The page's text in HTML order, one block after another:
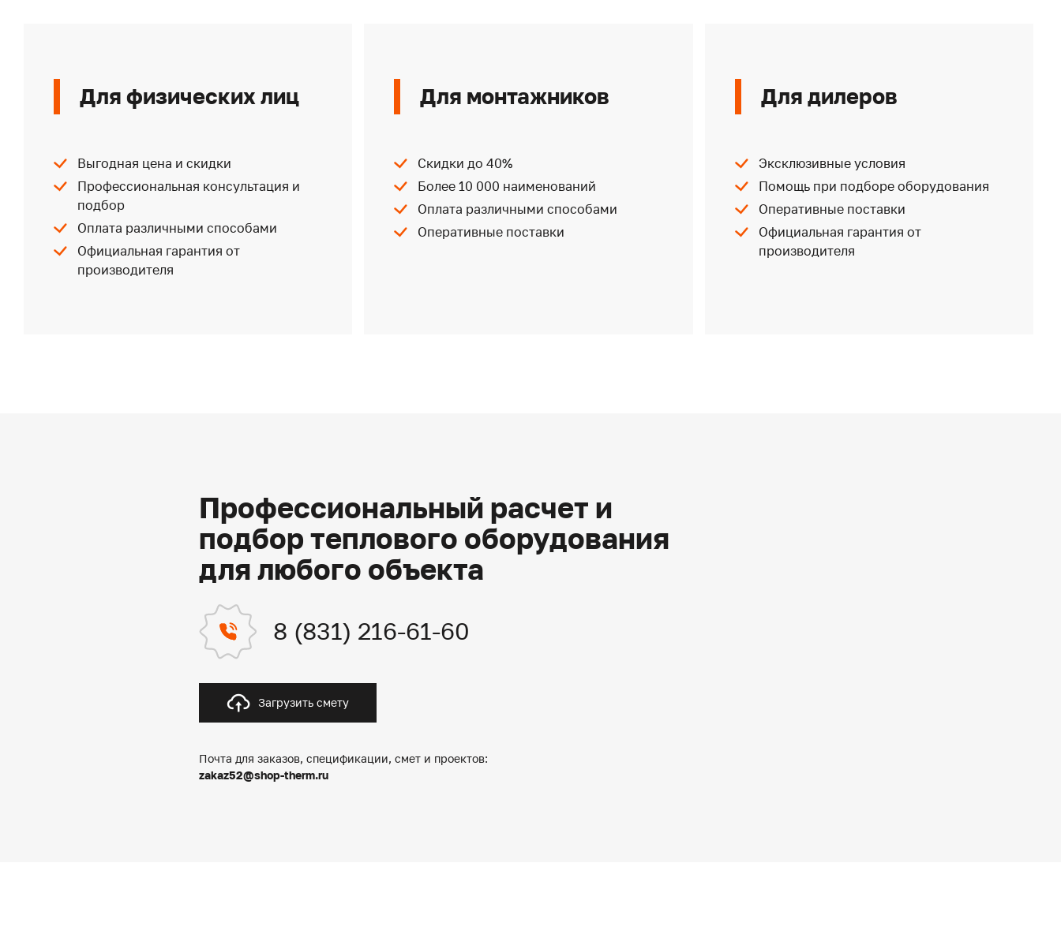
Для физических лиц
Выгодная цена и скидки
Профессиональная консультация и
подбор
Оплата различными способами
Официальная гарантия от
производителя
Для монтажников
Скидки до 40%
Более 10 000 наименований
Оплата различными способами
Оперативные поставки
Для дилеров
Эксклюзивные условия
Помощь при подборе оборудования
Оперативные поставки
Официальная гарантия от
производителя
Профессиональный расчет и
подбор теплового оборудования
для любого объекта
8 (831) 216-61-60
Загрузить смету
Почта для заказов, спецификации, смет и проектов:
zakaz52@shop-therm.ru